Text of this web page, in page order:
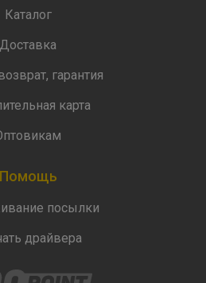
Каталог
Доставка
гарантия
карта
Помощь
посылки
драйвера